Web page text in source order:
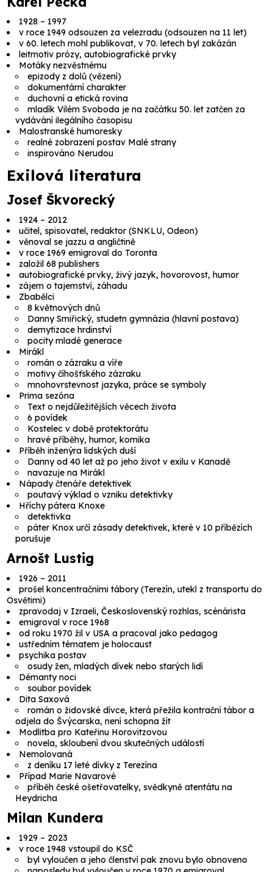
1928 – 1997
v roce 1949 odsouzen za velezradu (odsouzen na 11 let)
v 60. letech mohl publikovat, v 70. letech byl zakázán
leitmotiv prózy, autobiografické prvky
Motáky nezvěstnému
epizody z dolů (vězení)
dokumentární charakter
duchovní a etická rovina
mladík Vilém Svoboda je na začátku 50. let zatčen za
vydávání ilegálního časopisu
Malostranské humoresky
realné zobrazení postav Malé strany
inspirováno Nerudou
Exilová literatura
Josef Škvorecký
1924 – 2012
učitel, spisovatel, redaktor (SNKLU, Odeon)
věnoval se jazzu a angličtině
v roce 1969 emigroval do Toronta
založil68 publishers
autobiografické prvky, živý jazyk, hovorovost, humor
zájem o tajemství, záhadu
Zbabělci
8 květnových dnů
Danny Smiřický, studetn gymnázia (hlavní postava)
demytizace hrdinství
pocity mladé generace
Mirákl
román o zázraku a víře
motivy číhošťského zázraku
mnohovrstevnost jazyka, práce se symboly
Prima sezóna
Text o nejdůležitějších věcech života
6 povídek
Kostelec v době protektorátu
hravé příběhy, humor, komika
Příběh inženýra lidských duší
Danny od 40 let až po jeho život v exilu v Kanadě
navazuje na Mirákl
Nápady čtenáře detektivek
poutavý výklad o vzniku detektivky
Hříchy pátera Knoxe
detektivka
páter Knox určí zásady detektivek, které v 10 příbězích
porušuje
Arnošt Lustig
1926 – 2011
prošel koncentračními tábory (Terezín, utekl z transportu do
Osvětimi)
zpravodaj v Izraeli, Československý rozhlas, scénárista
emigroval v roce 1968
od roku 1970 žil v USA a pracoval jako pedagog
ustředním tématem je holocaust
psychika postav
osudy žen, mladých dívek nebo starých lidí
Démanty noci
soubor povídek
Dita Saxová
román o židovské dívce, která přežila kontrační tábor a
odjela do Švýcarska, není schopna žít
Modlitba pro Kateřinu Horovitzovou
novela, skloubení dvou skutečných událostí
Nemolovaná
z deníku 17 leté dívky z Terezína
Případ Marie Navarové
příběh české ošetřovatelky, svědkyně atentátu na
Heydricha
Milan Kundera
1929 – 2023
v roce 1948 vstoupil do KSČ
byl vyloučen a jeho členství pak znovu bylo obnoveno